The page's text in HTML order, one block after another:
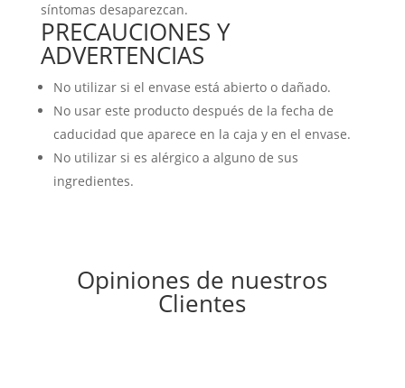
síntomas desaparezcan.
PRECAUCIONES Y
ADVERTENCIAS
No utilizar si el envase está abierto o dañado.
No usar este producto después de la fecha de
caducidad que aparece en la caja y en el envase.
No utilizar si es alérgico a alguno de sus
ingredientes.
Opiniones de nuestros
Clientes